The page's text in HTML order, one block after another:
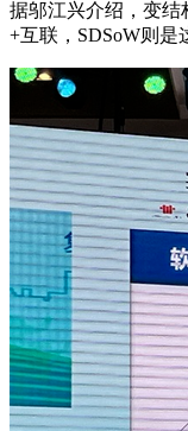
据邬江兴介绍，变结
+互联，SDSoW则是